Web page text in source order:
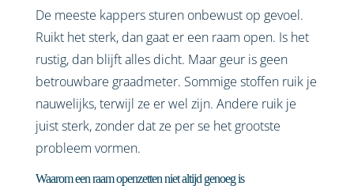
De meeste kappers sturen onbewust op gevoel.
Ruikt het sterk, dan gaat er een raam open. Is het
rustig, dan blijft alles dicht. Maar geur is geen
betrouwbare graadmeter. Sommige stoffen ruik je
nauwelijks, terwijl ze er wel zijn. Andere ruik je
juist sterk, zonder dat ze per se het grootste
probleem vormen.
Waarom een raam openzetten niet altijd genoeg is